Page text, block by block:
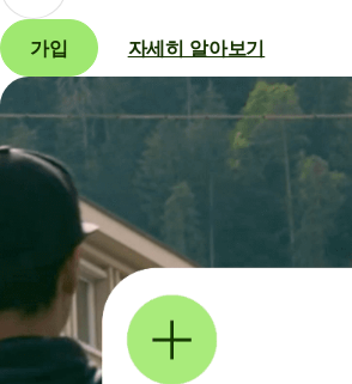
가입 자세히 알아보기